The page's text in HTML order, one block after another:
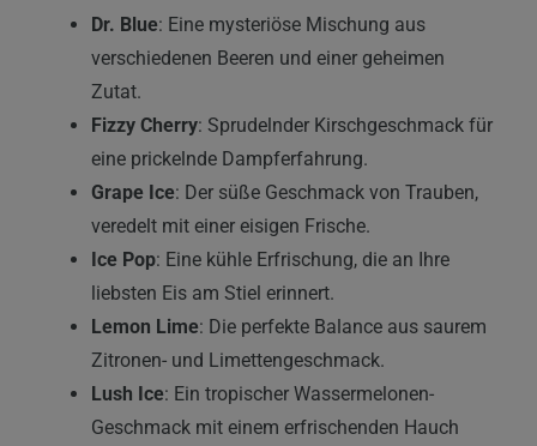
Dr. Blue: Eine mysteriöse Mischung aus
verschiedenen Beeren und einer geheimen
Zutat.
Fizzy Cherry: Sprudelnder Kirschgeschmack für
eine prickelnde Dampferfahrung.
Grape Ice: Der süße Geschmack von Trauben,
veredelt mit einer eisigen Frische.
Ice Pop: Eine kühle Erfrischung, die an Ihre
liebsten Eis am Stiel erinnert.
Lemon Lime: Die perfekte Balance aus saurem
Zitronen- und Limettengeschmack.
Lush Ice: Ein tropischer Wassermelonen-
Geschmack mit einem erfrischenden Hauch